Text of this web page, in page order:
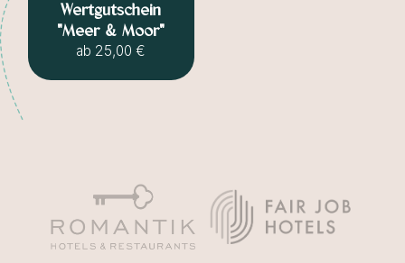
Wertgutschein
"Meer & Moor"
ab 25,00 €